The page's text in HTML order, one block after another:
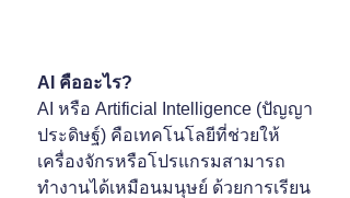
AI คืออะไร?
AI หรือ Artificial Intelligence (ปัญญา
ประดิษฐ์) คือเทคโนโลยีที่ช่วยให้
เครื่องจักรหรือโปรแกรมสามารถ
ทำงานได้เหมือนมนุษย์ ด้วยการเรียน